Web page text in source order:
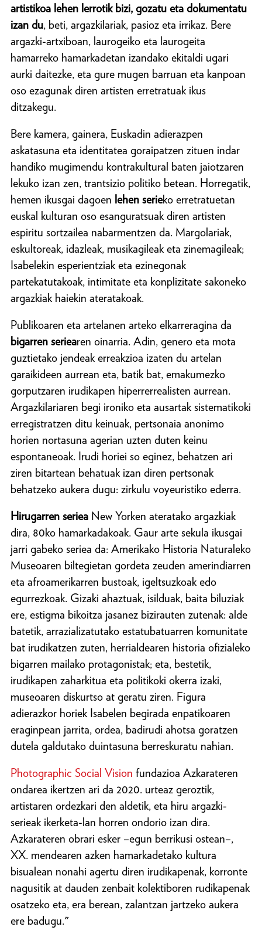
artistikoa lehen lerrotik bizi, gozatu eta dokumentatu
izan du, beti, argazkilariak, pasioz eta irrikaz. Bere
argazki-artxiboan, laurogeiko eta laurogeita
hamarreko hamarkadetan izandako ekitaldi ugari
aurki daitezke, eta gure mugen barruan eta kanpoan
oso ezagunak diren artisten erretratuak ikus
ditzakegu.
Bere kamera, gainera, Euskadin adierazpen
askatasuna eta identitatea goraipatzen zituen indar
handiko mugimendu kontrakultural baten jaiotzaren
lekuko izan zen, trantsizio politiko betean. Horregatik,
hemen ikusgai dagoen lehen serieko erretratuetan
euskal kulturan oso esanguratsuak diren artisten
espiritu sortzailea nabarmentzen da. Margolariak,
eskultoreak, idazleak, musikagileak eta zinemagileak;
Isabelekin esperientziak eta ezinegonak
partekatutakoak, intimitate eta konplizitate sakoneko
argazkiak haiekin ateratakoak.
Publikoaren eta artelanen arteko elkarreragina da
bigarren seriearen oinarria. Adin, genero eta mota
guztietako jendeak erreakzioa izaten du artelan
garaikideen aurrean eta, batik bat, emakumezko
gorputzaren irudikapen hiperrerrealisten aurrean.
Argazkilariaren begi ironiko eta ausartak sistematikoki
erregistratzen ditu keinuak, pertsonaia anonimo
horien nortasuna agerian uzten duten keinu
espontaneoak. Irudi horiei so eginez, behatzen ari
ziren bitartean behatuak izan diren pertsonak
behatzeko aukera dugu: zirkulu voyeuristiko ederra.
Hirugarren seriea New Yorken ateratako argazkiak
dira, 80ko hamarkadakoak. Gaur arte sekula ikusgai
jarri gabeko seriea da: Amerikako Historia Naturaleko
Museoaren biltegietan gordeta zeuden amerindiarren
eta afroamerikarren bustoak, igeltsuzkoak edo
egurrezkoak. Gizaki ahaztuak, isilduak, baita biluziak
ere, estigma bikoitza jasanez bizirauten zutenak: alde
batetik, arrazializatutako estatubatuarren komunitate
bat irudikatzen zuten, herrialdearen historia ofizialeko
bigarren mailako protagonistak; eta, bestetik,
irudikapen zaharkitua eta politikoki okerra izaki,
museoaren diskurtso at geratu ziren. Figura
adierazkor horiek Isabelen begirada enpatikoaren
eraginpean jarrita, ordea, badirudi ahotsa goratzen
dutela galdutako duintasuna berreskuratu nahian.
Photographic Social Vision fundazioa Azkarateren
ondarea ikertzen ari da 2020. urteaz geroztik,
artistaren ordezkari den aldetik, eta hiru argazki-
serieak ikerketa-lan horren ondorio izan dira.
Azkarateren obrari esker –egun berrikusi ostean–,
XX. mendearen azken hamarkadetako kultura
bisualean nonahi agertu diren irudikapenak, korronte
nagusitik at dauden zenbait kolektiboren rudikapenak
osatzeko eta, era berean, zalantzan jartzeko aukera
ere badugu."